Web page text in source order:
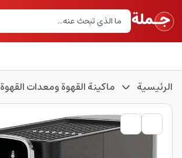
الرئيسية ماكينة القهوة ومعدات القهوة